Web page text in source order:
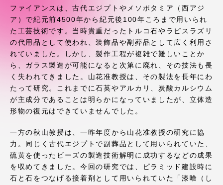
ファイアンスは、古代エジプトやメソポタミア（西アジ
ア）で紀元前4500年から紀元後100年ころまで用いられ
た工芸技術です。当時貴重だったトルコ石やラピスラズリ
の代用品として使われ、装飾品や副葬品として広く利用さ
れていました。しかし、製作工程が複雑で難しいことか
ら、ガラス製造が可能になると次第に廃れ、その技法も長
く失われてきました。山花准教授は、その製法を長年にわ
たって研究。これまでに石英やアルカリ、炭酸カルシウム
が主成分であることは明らかになっていましたが、立体造
形物の復元はできていませんでした。
一方の秋山教授は、一昨年度から山花准教授の研究に協
力。同じく古代エジプトで副葬品として用いられていた、
硫黄を使ったビーズの製造技術解明に成功するなどの成果
を収めてきました。今回の研究では、ピラミッド建設時に
石と石をつなげる接着剤として用いられていた「漆喰（し
学園ネットワーク
各種情報・お問い合わせ
アクセス情報
品川キャンパス 湘南キャンパス
伊勢原キャンパス 静岡キャンパス